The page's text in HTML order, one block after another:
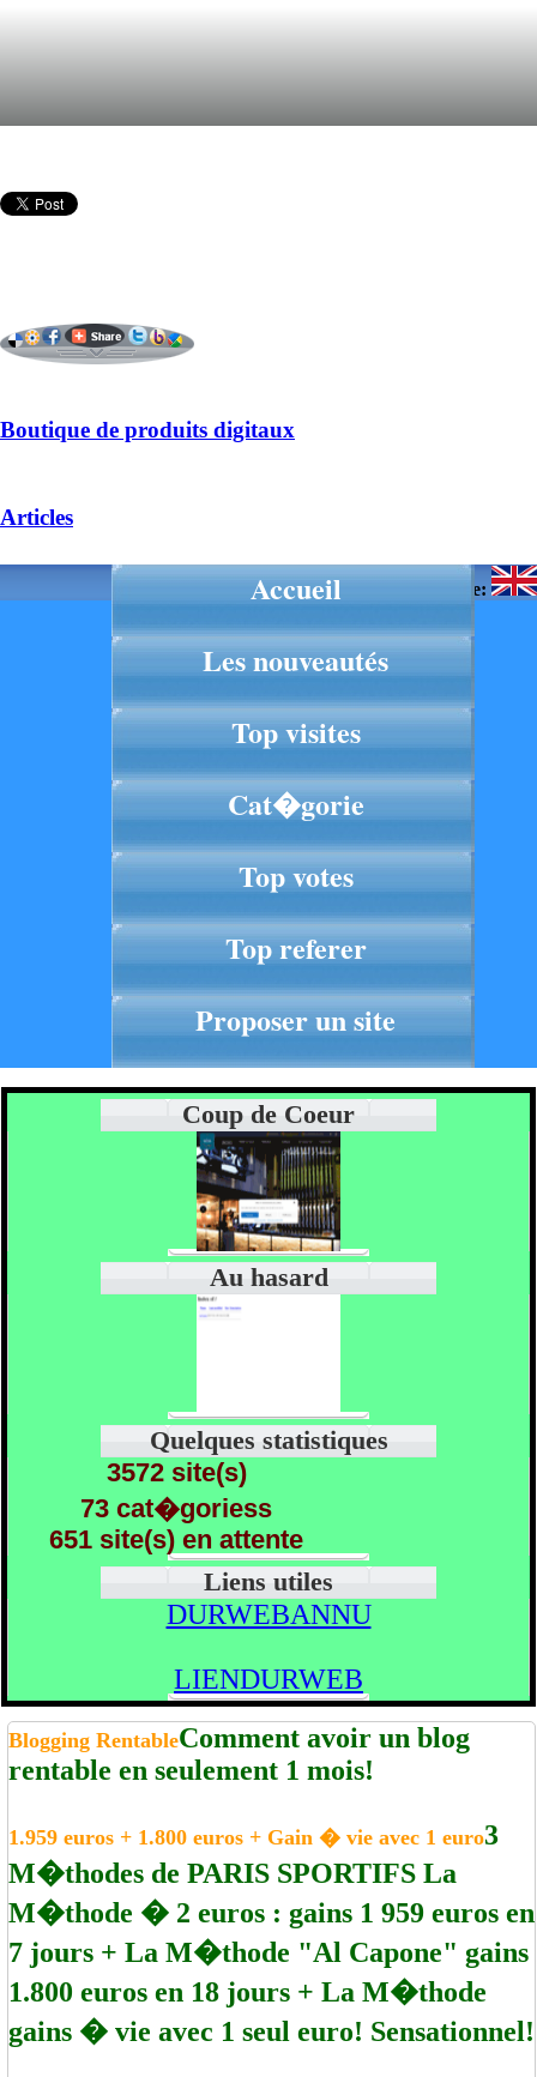
Boutique de produits digitaux
Articles
Langue:
Accueil
Les nouveautés
Top visites
Cat�gorie
Top votes
Top referer
Proposer un site
Coup de Coeur
Au hasard
Quelques statistiques
3572 site(s)
73 cat�goriess
651 site(s) en attente
Liens utiles
DURWEBANNU
LIENDURWEB
Blogging RentableComment avoir un blog
rentable en seulement 1 mois!
1.959 euros + 1.800 euros + Gain � vie avec 1 euro3
M�thodes de PARIS SPORTIFS La
M�thode � 2 euros : gains 1 959 euros en
7 jours + La M�thode "Al Capone" gains
1.800 euros en 18 jours + La M�thode
gains � vie avec 1 seul euro! Sensationnel!